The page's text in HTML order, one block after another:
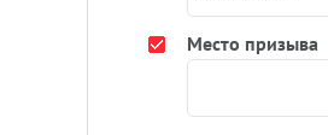
Место призыва